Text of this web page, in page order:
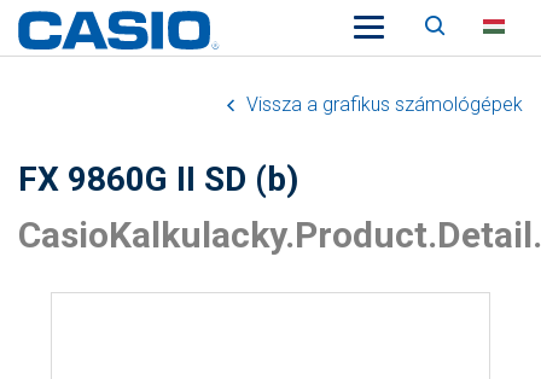
Keresés
Vissza a grafikus számológépek
FX 9860G II SD (b)